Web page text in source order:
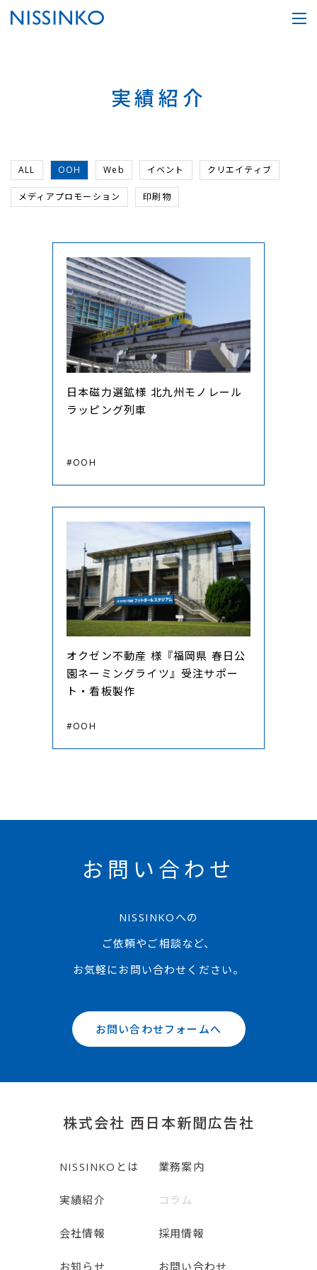
実績紹介
ALL OOH Web イベント クリエイティブ
メディアプロモーション 印刷物
日本磁力選鉱様 北九州モノレール
ラッピング列車
#OOH
オクゼン不動産 様『福岡県 春日公
園ネーミングライツ』受注サポー
ト・看板製作
#OOH
お問い合わせ
NISSINKOへの
ご依頼やご相談など、
お気軽にお問い合わせください。
お問い合わせフォームへ
株式会社 西日本新聞広告社
NISSINKOとは 業務案内
実績紹介 コラム
会社情報 採用情報
お知らせ お問い合わせ